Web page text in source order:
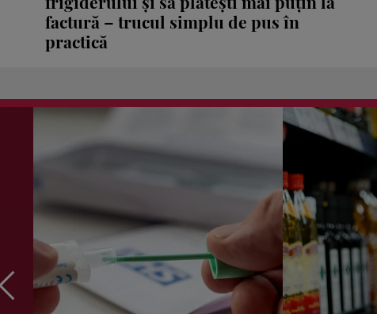
factură – trucul simplu de pus în
practică